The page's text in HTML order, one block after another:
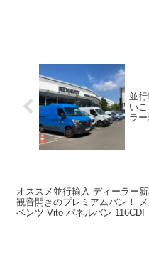
並
い
ラー
オススメ並行輸入 ディーラー新
観音開きのプレミアムバン！
ベンツ Vito パネルバン 116CDI